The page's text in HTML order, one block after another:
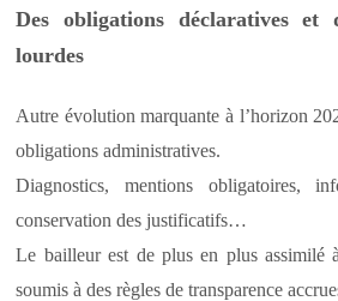
Des obligations déclaratives et
lourdes
Autre évolution marquante à l’horizon
obligations administratives.
Diagnostics, mentions obligatoires,
conservation des justificatifs…
Le bailleur est de plus en plus assimilé
soumis à des règles de transparence